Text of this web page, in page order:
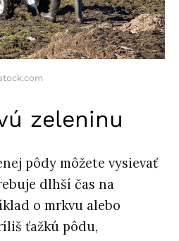
zeleninu
pôdy môžete vysievať
dlhší čas na
o mrkvu alebo
ťažkú pôdu,